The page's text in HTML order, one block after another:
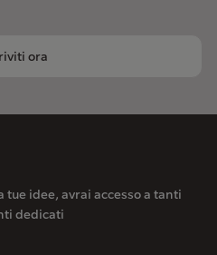
ora
idee, avrai accesso a tanti
dedicati